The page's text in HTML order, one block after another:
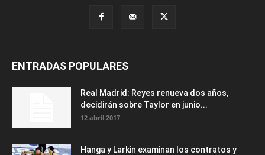
ENTRADAS POPULARES
Real Madrid: Reyes renueva dos años,
decidirán sobre Taylor en junio...
12 abril 2017
Hanga y Larkin examinan los contratos y